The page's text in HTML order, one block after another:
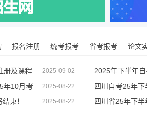
报名注册 统考报考 省考报考 论文
2025-09-02
册及课程 2025年下半年
2025-08-22
年10月考 四川自考25年
2025-08-22
束！ 四川省25年下